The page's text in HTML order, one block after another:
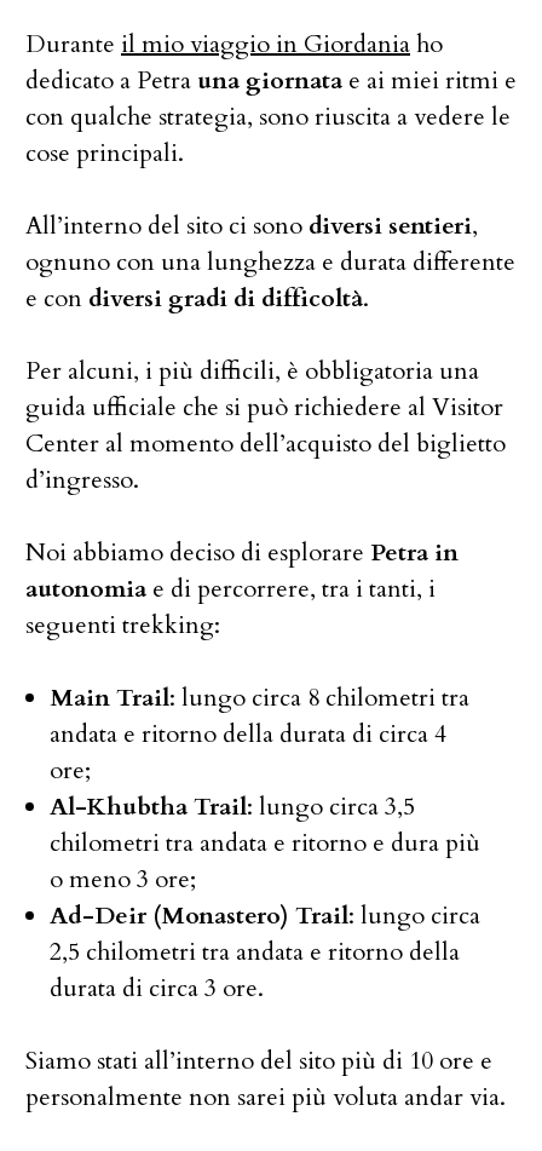
Durante il mio viaggio in Giordaniaho
dedicato a Petra una giornata e ai miei ritmi e
con qualche strategia, sono riuscita a vedere le
cose principali.
All’interno del sito ci sono diversi sentieri,
ognuno con una lunghezza e durata differente
e con diversi gradi di difficoltà.
Per alcuni, i più difficili, è obbligatoria una
guida ufficiale che si può richiedere al Visitor
Center al momento dell’acquisto del biglietto
d’ingresso.
Noi abbiamo deciso di esplorare Petra in
autonomia e di percorrere, tra i tanti, i
seguenti trekking:
Main Trail: lungo circa 8 chilometri tra
andata e ritorno della durata di circa 4
ore;
Al-Khubtha Trail: lungo circa 3,5
chilometri tra andata e ritorno e dura più
o meno 3 ore;
Ad-Deir (Monastero) Trail: lungo circa
2,5 chilometri tra andata e ritorno della
durata di circa 3 ore.
Siamo stati all’interno del sito più di 10 ore e
personalmente non sarei più voluta andar via.